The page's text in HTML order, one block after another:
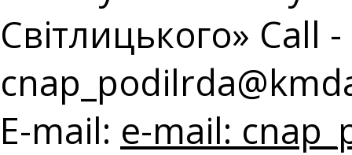
Світлицького» Call
E-mail: e-mail: